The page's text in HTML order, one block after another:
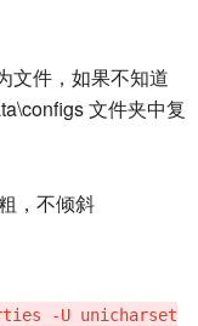
文件，如果不知道
文件夹中复
，不倾斜
-U unicharset